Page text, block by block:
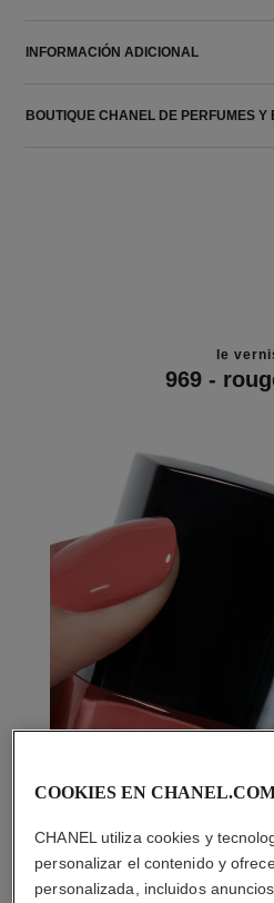
INFORMACIÓN ADICIONAL
BOUTIQUE CHANEL DE PERFUMES Y
le
969 -
COOKIES EN
CHANEL utiliza cookies y
personalizar el contenido y
personalizada, incluidos